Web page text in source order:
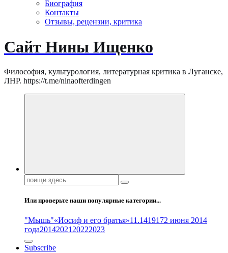
Биография
Контакты
Отзывы, рецензии, критика
Сайт Нины Ищенко
Философия, культурология, литературная критика в Луганске,
ЛНР. https://t.me/ninaofterdingen
Поиск:
Или проверьте наши популярные категории...
"Мышь"«Иосиф и его братья»11.1419172 июня 2014
года2014202120222023
Subscribe